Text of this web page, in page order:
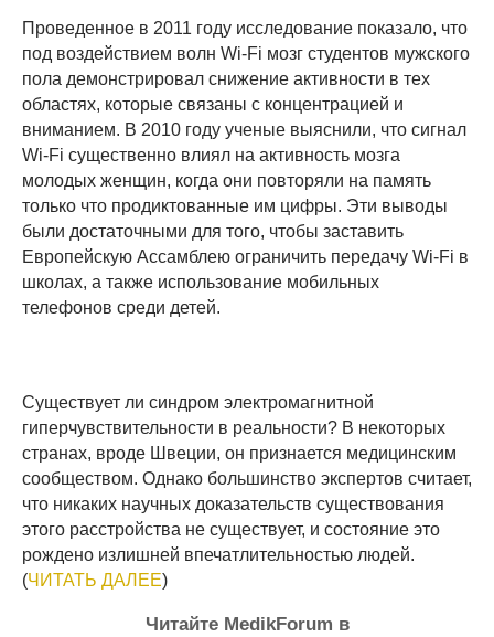
Проведенное в 2011 году исследование показало, что
под воздействием волн Wi-Fi мозг студентов мужского
пола демонстрировал снижение активности в тех
областях, которые связаны с концентрацией и
вниманием. В 2010 году ученые выяснили, что сигнал
Wi-Fi существенно влиял на активность мозга
молодых женщин, когда они повторяли на память
только что продиктованные им цифры. Эти выводы
были достаточными для того, чтобы заставить
Европейскую Ассамблею ограничить передачу Wi-Fi в
школах, а также использование мобильных
телефонов среди детей.
Существует ли синдром электромагнитной
гиперчувствительности в реальности? В некоторых
странах, вроде Швеции, он признается медицинским
сообществом. Однако большинство экспертов считает,
что никаких научных доказательств существования
этого расстройства не существует, и состояние это
рождено излишней впечатлительностью людей.
(ЧИТАТЬ ДАЛЕЕ)
Читайте MedikForum в